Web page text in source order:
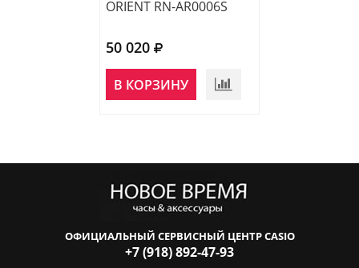
ORIENT RN-AR0006S
50 020
В КОРЗИНУ
ОФИЦИАЛЬНЫЙ СЕРВИСНЫЙ ЦЕНТР CASIO
+7 (918) 892-47-93